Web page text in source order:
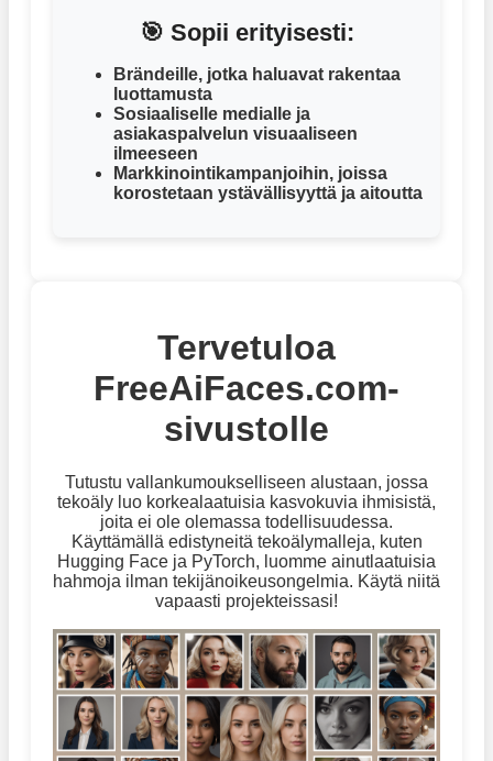
🎯 Sopii erityisesti:
Brändeille, jotka haluavat rakentaa
luottamusta
Sosiaaliselle medialle ja
asiakaspalvelun visuaaliseen
ilmeeseen
Markkinointikampanjoihin, joissa
korostetaan ystävällisyyttä ja aitoutta
Tervetuloa
FreeAiFaces.com-
sivustolle
Tutustu vallankumoukselliseen alustaan, jossa
tekoäly luo korkealaatuisia kasvokuvia ihmisistä,
joita ei ole olemassa todellisuudessa.
Käyttämällä edistyneitä tekoälymalleja, kuten
Hugging Face ja PyTorch, luomme ainutlaatuisia
hahmoja ilman tekijänoikeusongelmia. Käytä niitä
vapaasti projekteissasi!